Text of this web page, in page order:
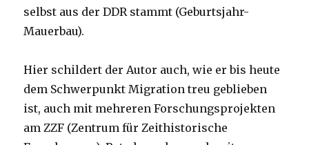
selbst aus der DDR stammt (Geburtsjahr-
Mauerbau).
Hier schildert der Autor auch, wie er bis heute
dem Schwerpunkt Migration treu geblieben
ist, auch mit mehreren Forschungsprojekten
am ZZF (Zentrum für Zeithistorische